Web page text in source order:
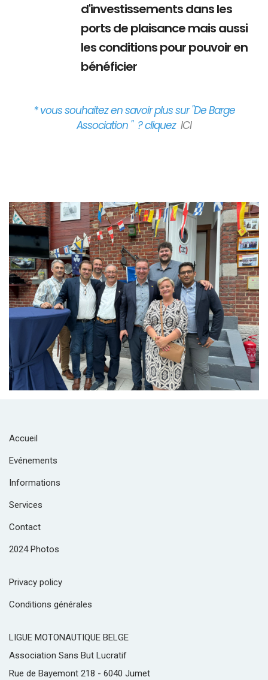
d'investissements dans les
ports de plaisance mais aussi
les conditions pour pouvoir en
bénéficier
* vous souhaitez en savoir plus sur "De Barge
Association " ? cliquez ICI
Branding
ARMCHAIR
Accueil
Evénements
Informations
Services
Contact
2024 Photos
Privacy policy
Conditions générales
LIGUE MOTONAUTIQUE BELGE
Association Sans But Lucratif
Rue de Bayemont 218 - 6040 Jumet